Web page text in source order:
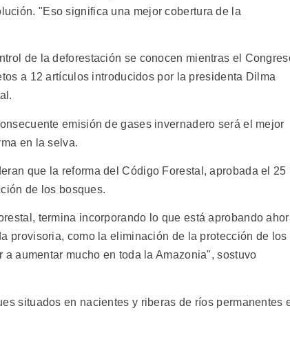
"Eso significa una mejor cobertura de la
de la deforestación se conocen mientras el
a 12 artículos introducidos por la presidenta Dilma
emisión de gases invernadero será el mejor
en la selva.
que la reforma del Código Forestal, aprobada el 25
de los bosques.
termina incorporando lo que está aprobando
provisoria, como la eliminación de la protección de los
aumentar mucho en toda la Amazonia", sostuvo
situados en nacientes y riberas de ríos permanentes